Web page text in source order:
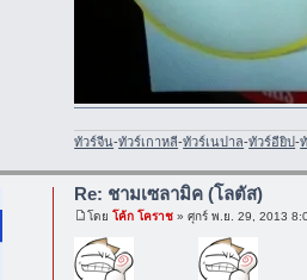
ทัวร์จีน-ทัวร์เกาหลี-ทัวร์เนปาล-ทัวร์อียิป-
Re: ชามเซลามิค (โลตัส)
โดย โค้ก โคราช » ศุกร์ พ.ย. 29, 2013